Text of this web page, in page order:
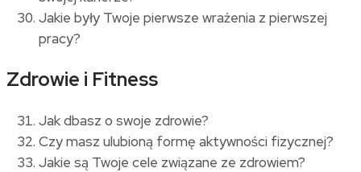
Jakie były Twoje pierwsze wrażenia z pierwszej
pracy?
Zdrowie i Fitness
Jak dbasz o swoje zdrowie?
Czy masz ulubioną formę aktywności fizycznej?
Jakie są Twoje cele związane ze zdrowiem?